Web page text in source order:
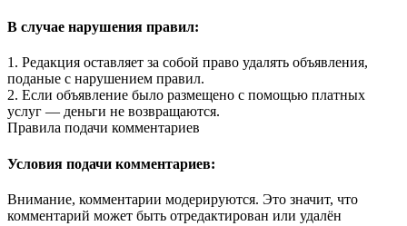
В случае нарушения правил:
1. Редакция оставляет за собой право удалять объявления,
поданые с нарушением правил.
2. Если объявление было размещено с помощью платных
услуг — деньги не возвращаются.
Правила подачи комментариев
Условия подачи комментариев:
Внимание, комментарии модерируются. Это значит, что
комментарий может быть отредактирован или удалён